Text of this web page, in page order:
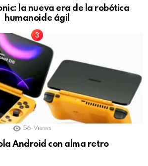
la nueva era de la robótica
humanoide ágil
56 Views
Android con alma retro